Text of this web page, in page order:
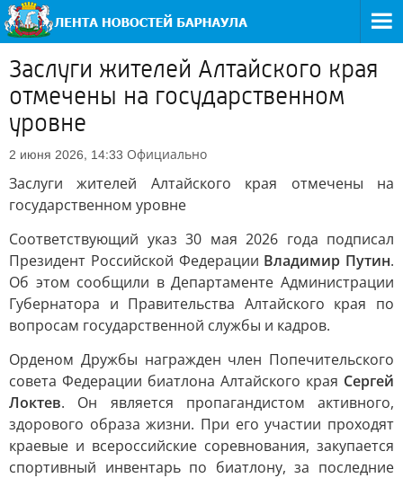
Заслуги жителей Алтайского края
отмечены на государственном
уровне
2 июня 2026, 14:33 Официально
Заслуги жителей Алтайского края отмечены на
государственном уровне
Соответствующий указ 30 мая 2026 года подписал
Президент Российской Федерации Владимир Путин.
Об этом сообщили в Департаменте Администрации
Губернатора и Правительства Алтайского края по
вопросам государственной службы и кадров.
Орденом Дружбы награжден член Попечительского
совета Федерации биатлона Алтайского края Сергей
Локтев. Он является пропагандистом активного,
здорового образа жизни. При его участии проходят
краевые и всероссийские соревнования, закупается
спортивный инвентарь по биатлону, за последние